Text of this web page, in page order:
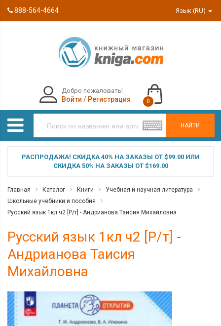
888-564-4664 Язык (RU)
НАЙТИ
Добро пожаловать!
Войти / Регистрация 0
РАСПРОДАЖА! СКИДКА 40% НА ЗАКАЗЫ ОТ $99.00 ИЛИ
СКИДКА 50% НА ЗАКАЗЫ ОТ $169.00
Главная Каталог Книги
Учебная и научная литература
Школьные учебники и пособия
Русский язык 1кл ч2 [Р/т] - Андрианова Таисия Михайловна
Русский язык 1кл ч2 [Р/т] -
Андрианова Таисия
Михайловна